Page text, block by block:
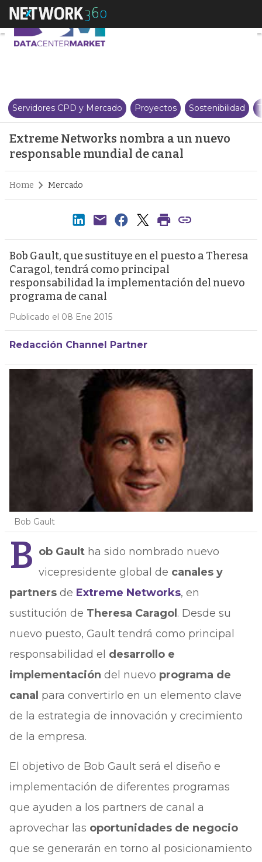
Extreme Networks nombra a
Servidores CPD y Mercado Proyectos Sostenibilidad
Extreme Networks nombra a un nuevo
responsable mundial de canal
Home Mercado
Bob Gault, que sustituye en el puesto a Theresa
Caragol, tendrá como principal
responsabilidad la implementación del nuevo
programa de canal
Publicado el 08 Ene 2015
Redacción Channel Partner
Bob Gault
B ob Gault ha sido nombrado nuevo
vicepresidente global de canales y
partnersde Extreme Networks, en
sustitución de Theresa Caragol . Desde su
nuevo puesto, Gault tendrá como principal
responsabilidad el desarrollo e
implementación del nuevo programa de
canal para convertirlo en un elemento clave
de la estrategia de innovación y crecimiento
de la empresa.
El objetivo de Bob Gault será el diseño e
implementación de diferentes programas
que ayuden a los partners de canal a
aprovechar las oportunidades de negocio
que se generarán en torno al posicionamiento